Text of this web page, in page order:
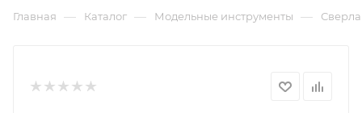
Главная — Каталог — Модельные инструменты — Сверла